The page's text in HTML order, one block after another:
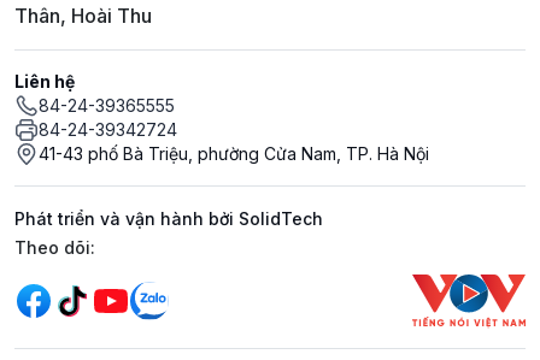
Thân, Hoài Thu
Liên hệ
84-24-39365555
84-24-39342724
41-43 phố Bà Triệu, phường Cửa Nam, TP. Hà Nội
Phát triển và vận hành bởi SolidTech
Mạng xã hội
Theo dõi: